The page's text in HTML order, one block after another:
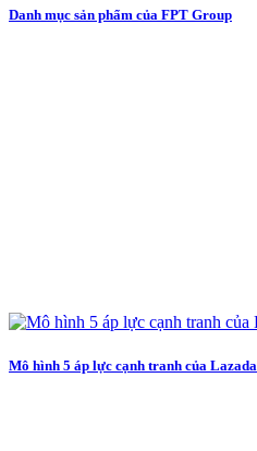
Danh mục sản phẩm của FPT Group
Mô hình 5 áp lực cạnh tranh của Lazada